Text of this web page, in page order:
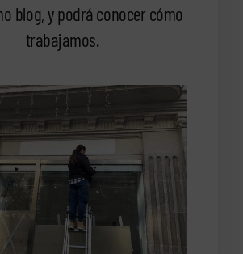
blog, y podrá conocer cómo
trabajamos.